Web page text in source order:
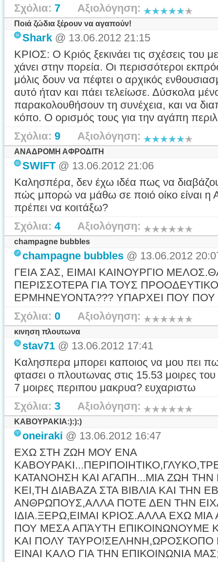
Σχόλια: 7 Αξιολόγηση:
Ποιά ζώδια ξέρουν να αγαπούν!
Shark @ 13.06.2012 21:15
ΚΡΙΟΣ: Ο Κριός ξεκινάει τις σχέσεις του
χάνει στην πορεία. Οι περισσότεροι
μόλις δουν να πέφτει ο αρχικός
αυτό ήταν και πάει τελείωσε. Δύσκολα
παρακολουθήσουν τη συνέχεια, και να
κόπο. Ο ορισμός τους για την αγάπη
Σχόλια: 9 Αξιολόγηση:
ΑΝΑΔΡΟΜΗ ΑΦΡΟΔΙΤΗ
SWIFT@ 13.06.2012 21:06
Καλησπέρα, δεν έχω ιδέα πως να
πώς μπορώ να μάθω σε ποιό οίκο είναι η
πρέπει να κοιτάξω?
Σχόλια: 4Αξιολόγηση:
champagne bubbles
champagne bubbles @ 13.06.2012
ΓΕΙΑ ΣΑΣ, ΕΙΜΑΙ ΚΑΙΝΟΥΡΓΙΟ
ΠΕΡΙΣΣΟΤΕΡΑ ΓΙΑ ΤΟΥΣ
ΕΡΜΗΝΕΥΟΝΤΑ??? ΥΠΑΡΧΕΙ ΠΟΥ ΠΟΥ
Σχόλια: 0 Αξιολόγηση:
κινηση πλουτωνα
stav71 @ 13.06.2012 17:41
Καλησπερα μπορει καποιος να μου πει
φτασει ο πλουτωνας στις 15.53 μοιρες
7 μοιρες περιπου μακρυα? ευχαριστω
Σχόλια: 3 Αξιολόγηση:
ΚΑΒΟΥΡΑΚΙΑ:):):)
oneiraki @ 13.06.2012 16:47
ΕΧΩ ΣΤΗ ΖΩΗ ΜΟΥ ΕΝΑ
ΚΑΤΑΝΟΗΣΗ ΚΑΙ ΑΓΑΠΗ...ΜΙΑ ΖΩΗ
ΚΕΙ,ΤΗ ΔΙΑΒΑΖΑ ΣΤΑ ΒΙΒΛΙΑ ΚΑΙ ΤΗΝ
ΑΝΘΡΩΠΟΥΣ,ΑΛΛΑ ΠΟΤΕ ΔΕΝ ΤΗΝ
ΙΔΙΑ.ΞΕΡΩ,ΕΙΜΑΙ ΚΡΙΟΣ.ΑΛΛΑ ΕΧΩ
ΠΟΥ ΜΕΣΑ ΑΠἈΥΤΗ ΕΠΙΚΟΙΝΩΝΟΥΜΕ
ΚΑΙ ΠΟΛΥ ΤΑΥΡΟ!ΣΕΛΗΝΗ,ΩΡΟΣΚΟΠΟ
ΕΙΝΑΙ ΚΑΛΟ ΓΙΑ ΤΗΝ ΕΠΙΚΟΙΝΩΝΙΑ ΜΑΣ;